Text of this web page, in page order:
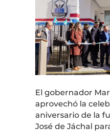
El gobernador
aprovechó la
aniversario de la
José de Jáchal